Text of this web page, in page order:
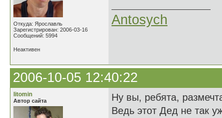
Откуда: Ярославль
Зарегистрирован: 2006-03-16
Сообщений: 5994
Antosych
Неактивен
2006-10-05 12:40:22
litomin
Автор сайта
Ну вы, ребята,
Ведь этот Дед не так